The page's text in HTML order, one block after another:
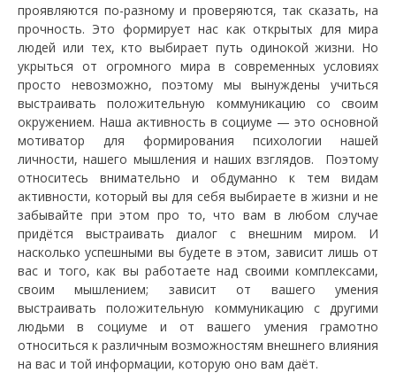
проявляются по-разному и проверяются, так сказать, на
прочность. Это формирует нас как открытых для мира
людей или тех, кто выбирает путь одинокой жизни. Но
укрыться от огромного мира в современных условиях
просто невозможно, поэтому мы вынуждены учиться
выстраивать положительную коммуникацию со своим
окружением. Наша активность в социуме — это основной
мотиватор для формирования психологии нашей
личности, нашего мышления и наших взглядов. Поэтому
относитесь внимательно и обдуманно к тем видам
активности, который вы для себя выбираете в жизни и не
забывайте при этом про то, что вам в любом случае
придётся выстраивать диалог с внешним миром. И
насколько успешными вы будете в этом, зависит лишь от
вас и того, как вы работаете над своими комплексами,
своим мышлением; зависит от вашего умения
выстраивать положительную коммуникацию с другими
людьми в социуме и от вашего умения грамотно
относиться к различным возможностям внешнего влияния
на вас и той информации, которую оно вам даёт.